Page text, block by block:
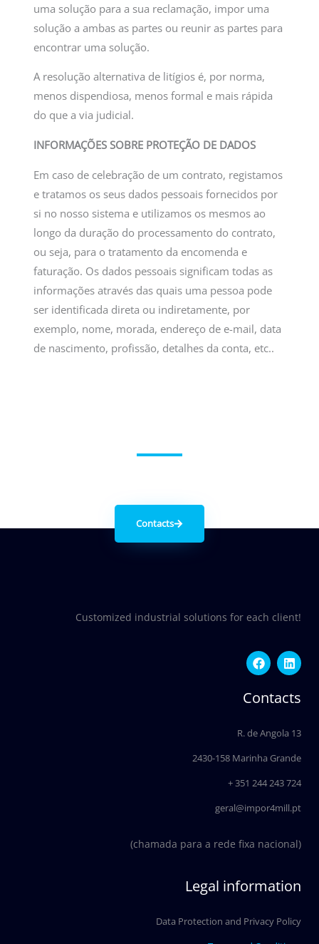
uma solução para a sua reclamação, impor uma
solução a ambas as partes ou reunir as partes para
encontrar uma solução.
A resolução alternativa de litígios é, por norma,
menos dispendiosa, menos formal e mais rápida
do que a via judicial.
INFORMAÇÕES SOBRE PROTEÇÃO DE DADOS
Em caso de celebração de um contrato, registamos
e tratamos os seus dados pessoais fornecidos por
si no nosso sistema e utilizamos os mesmos ao
longo da duração do processamento do contrato,
ou seja, para o tratamento da encomenda e
faturação. Os dados pessoais significam todas as
informações através das quais uma pessoa pode
ser identificada direta ou indiretamente, por
exemplo, nome, morada, endereço de e-mail, data
de nascimento, profissão, detalhes da conta, etc..
Contacts
Customized industrial solutions for each client!
F
a
c
e
b
o
k
L
i
n
k
e
i
n
Contacts
R. de Angola 13
2430-158 Marinha Grande
+ 351 244 243 724
geral@impor4mill.pt
(chamada para a rede fixa nacional)
Legal information
Data Protection and Privacy Policy